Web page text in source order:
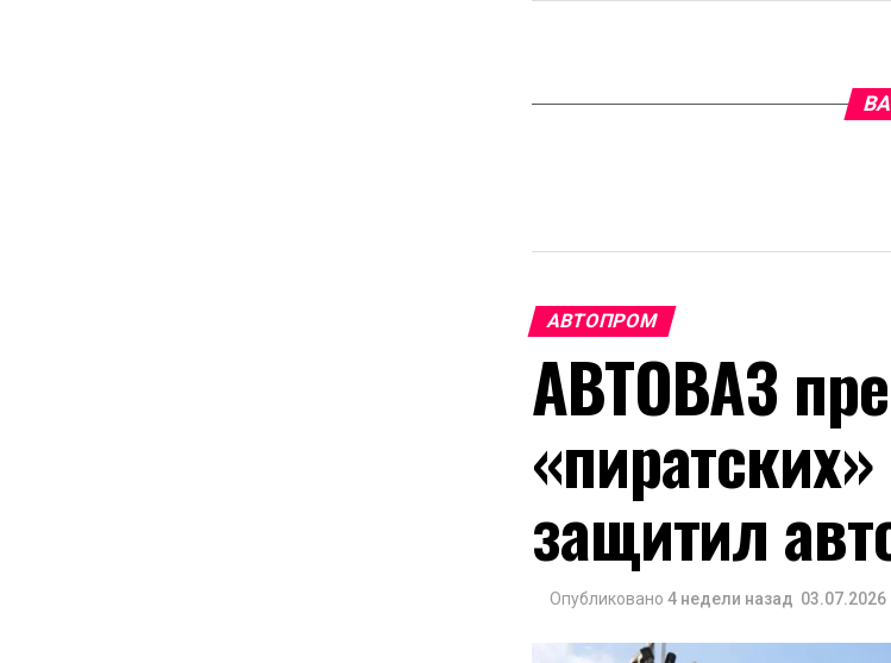
АВТОПРОМ
АВТОВАЗ
защитил
Опубликовано 4 недели назад 03.07.2026